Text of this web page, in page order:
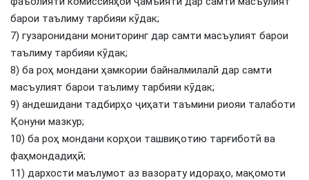
барои таълиму тарбияи кӯдак;
7) гузаронидани мониторинг дар самти масъулият барои
таълиму тарбияи кӯдак;
8) ба роҳ мондани ҳамкории байналмилалӣ дар самти
масъулият барои таълиму тарбияи кӯдак;
9) андешидани тадбирҳо ҷиҳати таъмини риояи талаботи
Қонуни мазкур;
10) ба роҳ мондани корҳои ташвиқотию тарғиботӣ ва
фаҳмондадиҳӣ;
11) дархости маълумот аз вазорату идораҳо, мақомоти